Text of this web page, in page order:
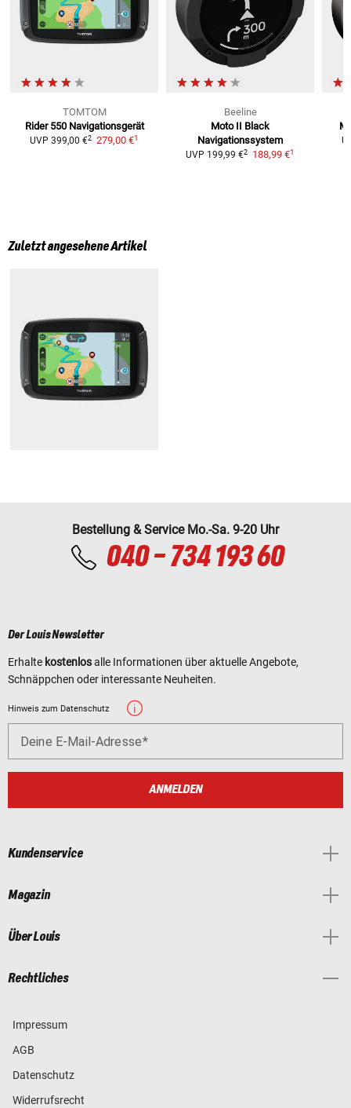
TOMTOM
Rider 550 Navigationsgerät
UVP 399,00 €2 279,00 €1
Beeline
Moto II Black
Navigationssystem
UVP 199,99 €2 188,99 €1
Zuletzt angesehene Artikel
Bestellung & Service Mo.-Sa. 9-20 Uhr
040 - 734 193 60
Der Louis Newsletter
Erhalte kostenlosalle Informationen über aktuelle Angebote,
Schnäppchen oder interessante Neuheiten.
Hinweis zum Datenschutz
Deine E-Mail-Adresse
ANMELDEN
Kundenservice
Magazin
Über Louis
Rechtliches
Impressum
AGB
Datenschutz
Widerrufsrecht